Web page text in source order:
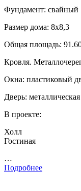
Фундамент: свайный
Размер дома: 8х8,3
Общая площадь:
Кровля.
Окна: пластиковый
Дверь:
В проекте:
Холл
Гостиная
…
Подробнее